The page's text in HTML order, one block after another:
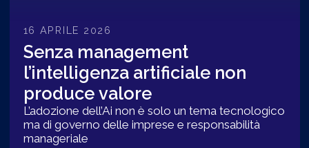
16 APRILE 2026
Senza management
l’intelligenza artificiale non
produce valore
L’adozione dell’Ai non è solo un tema tecnologico
ma di governo delle imprese e responsabilità
manageriale